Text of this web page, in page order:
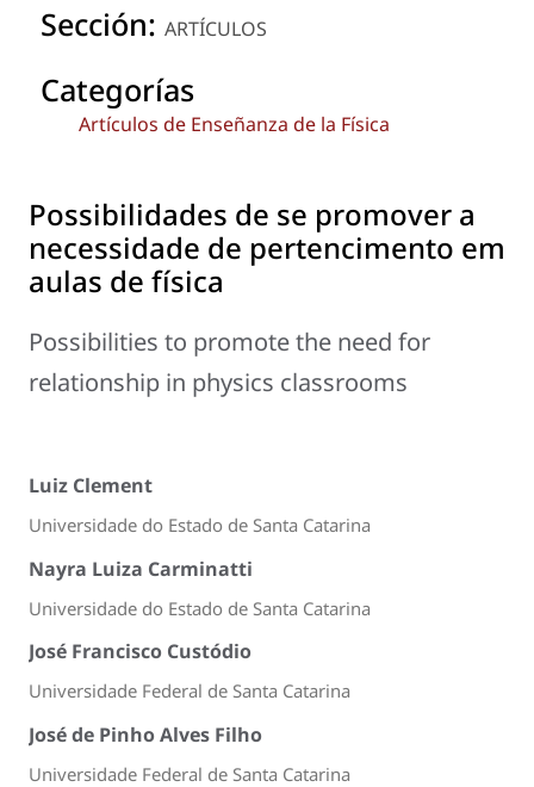
Sección: ARTÍCULOS
Categorías
Artículos de Enseñanza de la Física
Possibilidades de se promover a
necessidade de pertencimento em
aulas de física
Possibilities to promote the need for
relationship in physics classrooms
Luiz Clement
Universidade do Estado de Santa Catarina
Nayra Luiza Carminatti
Universidade do Estado de Santa Catarina
José Francisco Custódio
Universidade Federal de Santa Catarina
José de Pinho Alves Filho
Universidade Federal de Santa Catarina